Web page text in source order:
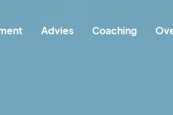
Advies Coaching